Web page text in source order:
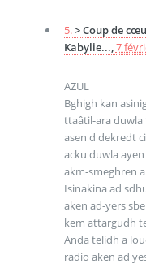
5.> Coup de
Kabylie...,7
AZUL
Bghigh kan
ttaâtil-ara duwla
asen d dekredt
acku duwla
akm-smeghren
Isinakina ad
aken ad-yers
kem attargudh
Anda telidh a
radio aken ad